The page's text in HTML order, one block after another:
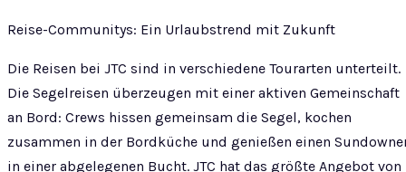
Reise-Communitys: Ein Urlaubstrend mit Zukunft
Die Reisen bei JTC sind in verschiedene Tourarten unterteilt.
Die Segelreisen überzeugen mit einer aktiven Gemeinschaft
an Bord: Crews hissen gemeinsam die Segel, kochen
zusammen in der Bordküche und genießen einen
in einer abgelegenen Bucht. JTC hat das größte Angebot von